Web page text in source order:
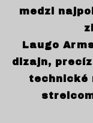
medzi
Laugo
dizajn,
technické